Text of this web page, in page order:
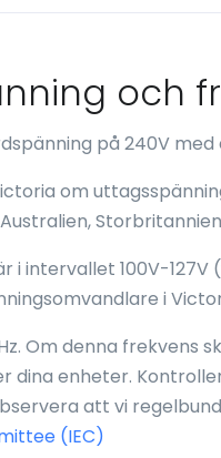
och
på 240V
om
intervallet 100V-127V
i
Om denna frekvens
dina enheter.
att vi
(IEC)